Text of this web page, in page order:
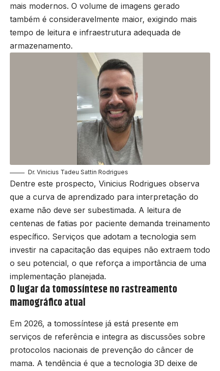
mais modernos. O volume de imagens gerado
também é consideravelmente maior, exigindo mais
tempo de leitura e infraestrutura adequada de
armazenamento.
Dr. Vinicius Tadeu Sattin Rodrigues
Dentre este prospecto, Vinicius Rodrigues observa
que a curva de aprendizado para interpretação do
exame não deve ser subestimada. A leitura de
centenas de fatias por paciente demanda treinamento
específico. Serviços que adotam a tecnologia sem
investir na capacitação das equipes não extraem todo
o seu potencial, o que reforça a importância de uma
implementação planejada.
O lugar da tomossíntese no rastreamento
mamográfico atual
Em 2026, a tomossíntese já está presente em
serviços de referência e integra as discussões sobre
protocolos nacionais de prevenção do câncer de
mama. A tendência é que a tecnologia 3D deixe de